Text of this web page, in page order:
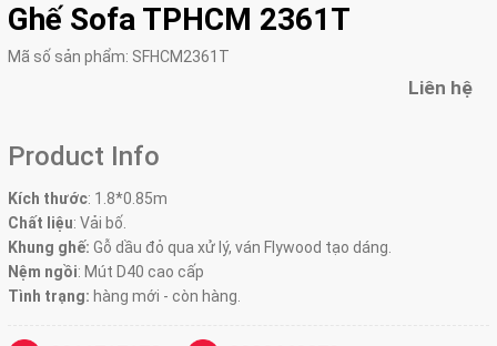
Ghế Sofa TPHCM 2361T
Mã số sản phẩm: SFHCM2361T
Liên hệ
Product Info
Kích thước: 1.8*0.85m
Chất liệu: Vải bố.
Khung ghế: Gỗ dầu đỏ qua xử lý, ván Flywood tạo dáng.
Nệm ngồi: Mút D40 cao cấp
Tình trạng: hàng mới - còn hàng.